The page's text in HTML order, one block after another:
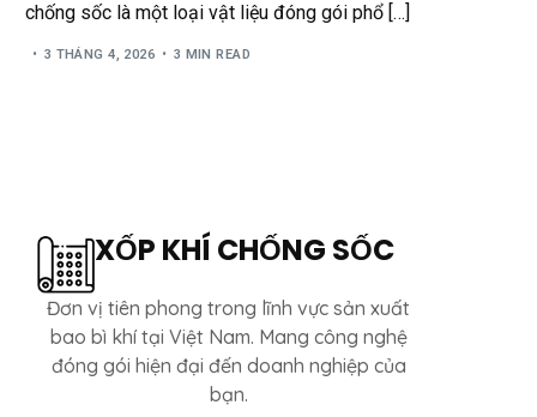
chống sốc là một loại vật liệu đóng gói phổ […]
3 THÁNG 4, 2026 3 MIN READ
XỐP KHÍ CHỐNG SỐC
Đơn vị tiên phong trong lĩnh vực sản xuất
bao bì khí tại Việt Nam. Mang công nghệ
đóng gói hiện đại đến doanh nghiệp của
bạn.